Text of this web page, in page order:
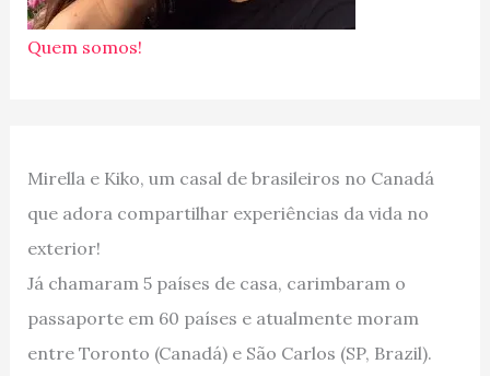
Quem somos!
Mirella e Kiko, um casal de brasileiros no Canadá
que adora compartilhar experiências da vida no
exterior!
Já chamaram 5 países de casa, carimbaram o
passaporte em 60 países e atualmente moram
entre Toronto (Canadá) e São Carlos (SP, Brazil).